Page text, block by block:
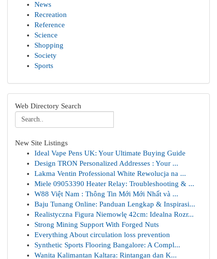
News
Recreation
Reference
Science
Shopping
Society
Sports
Web Directory Search
New Site Listings
Ideal Vape Pens UK: Your Ultimate Buying Guide
Design TRON Personalized Addresses : Your ...
Lakma Ventin Professional White Rewolucja na ...
Miele 09053390 Heater Relay: Troubleshooting & ...
W88 Việt Nam : Thông Tin Mới Mới Nhất và ...
Baju Tunang Online: Panduan Lengkap & Inspirasi...
Realistyczna Figura Niemowlę 42cm: Idealna Rozr...
Strong Mining Support With Forged Nuts
Everything About circulation loss prevention
Synthetic Sports Flooring Bangalore: A Compl...
Wanita Kalimantan Kaltara: Rintangan dan K...